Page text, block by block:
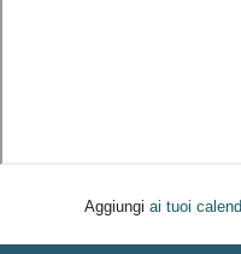
Aggiungi ai tuoi